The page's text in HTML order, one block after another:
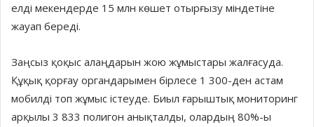
елді мекендерде 15 млн көшет отырғызу міндетіне
жауап береді.
Заңсыз қоқыс алаңдарын жою жұмыстары жалғасуда.
Құқық қорғау органдарымен бірлесе 1 300-ден астам
мобилді топ жұмыс істеуде. Биыл ғарыштық мониторинг
арқылы 3 833 полигон анықталды, олардың 80%-ы